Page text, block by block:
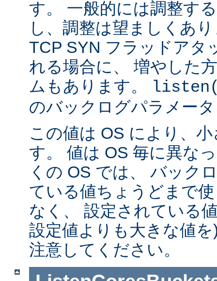
す。 一般的には調整す
し、調整は望ましくあ
TCP SYN フラッドアタ
れる場合に、 増やした
ムもあります。
のバックログパラメー
この値は OS により、
す。 値は OS 毎に異な
くの OS では、 バック
ている値ちょうどまで
なく、 設定されている
設定値よりも大きな値
注意してください。